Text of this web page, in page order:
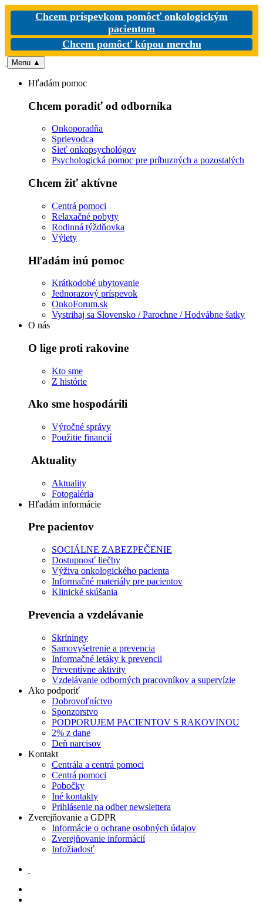
Chcem príspevkom pomôcť onkologickým
pacientom
Chcem pomôcť kúpou merchu
Menu ▲
Hľadám pomoc
Chcem poradiť od odborníka
Onkoporadňa
Sprievodca
Sieť onkopsychológov
Psychologická pomoc pre príbuzných a pozostalých
Chcem žiť aktívne
Centrá pomoci
Relaxačné pobyty
Rodinná týždňovka
Výlety
Hľadám inú pomoc
Krátkodobé ubytovanie
Jednorazový príspevok
OnkoForum.sk
Vystrihaj sa Slovensko / Parochne / Hodvábne šatky
O nás
O lige proti rakovine
Kto sme
Z histórie
Ako sme hospodárili
Výročné správy
Použitie financií
Aktuality
Aktuality
Fotogaléria
Hľadám informácie
Pre pacientov
SOCIÁLNE ZABEZPEČENIE
Dostupnosť liečby
Výživa onkologického pacienta
Informačné materiály pre pacientov
Klinické skúšania
Prevencia a vzdelávanie
Skríningy
Samovyšetrenie a prevencia
Informačné letáky k prevencii
Preventívne aktivity
Vzdelávanie odborných pracovníkov a supervízie
Ako podporiť
Dobrovoľníctvo
Sponzorstvo
PODPORUJEM PACIENTOV S RAKOVINOU
2% z dane
Deň narcisov
Kontakt
Centrála a centrá pomoci
Centrá pomoci
Pobočky
Iné kontakty
Prihlásenie na odber newslettera
Zverejňovanie a GDPR
Informácie o ochrane osobných údajov
Zverejňovanie informácií
Infožiadosť